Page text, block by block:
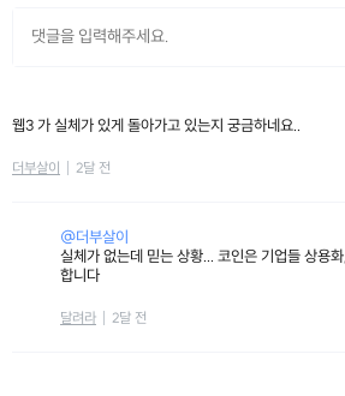
웹3 가 실체가 있게 돌아가고 있는지 궁금하네요..
더부살이 2달 전
@더부살이
실체가 없는데 믿는 상황... 코인은 기업들 상용
합니다
달려라 2달 전